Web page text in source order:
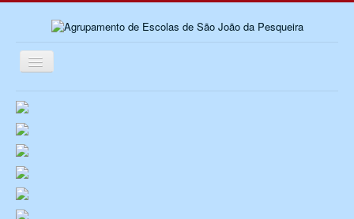
Ativar/Desativar
navegação